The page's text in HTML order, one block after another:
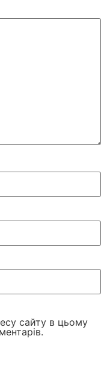
сайту в цьому